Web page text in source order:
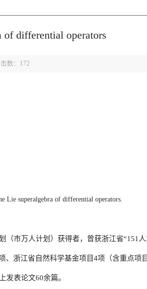
of differential operators
数： 172
Lie superalgebra of differential operators.
市万人计划）获得者，曾获浙江省“151
浙江省自然科学基金项目4项（含重点项
发表论文60余篇。